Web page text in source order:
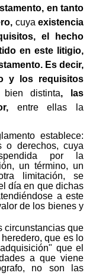
en tanto
cuya existencia
el hecho
en este litigio,
Es decir,
y los requisitos
bien distinta, las
entre ellas la
establece:
o derechos, cuya
por la
un término, un
limitación, se
día en que dichas
a este
de los bienes y
circunstancias que
que es lo
que el
a que viene
no son las